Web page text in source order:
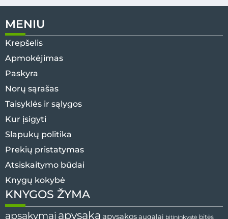
MENIU
Krepšelis
Apmokėjimas
Paskyra
Norų sąrašas
Taisyklės ir sąlygos
Kur įsigyti
Slapukų politika
Prekių pristatymas
Atsiskaitymo būdai
Knygų kokybė
KNYGOS ŽYMA
apsakymai apysaka apysakos augalai bitininkystė bitės